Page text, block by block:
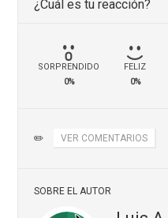
¿Cuál es tu reacción?
SORPRENDIDO
0%
FELIZ
0%
✏️ VER COMENTARIOS
SOBRE EL AUTOR